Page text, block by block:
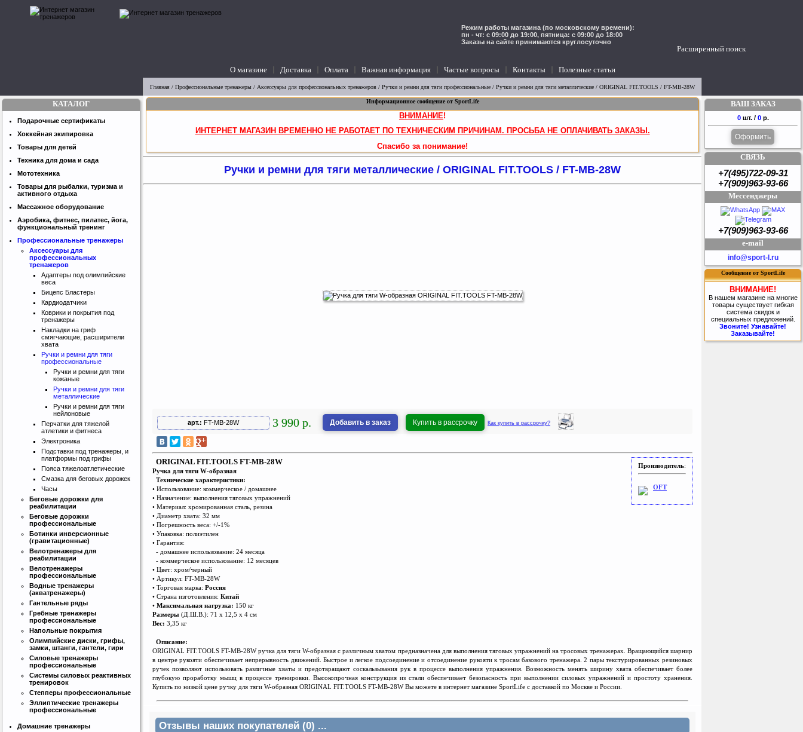
Расширенный поиск
Режим работы магазина (по московскому времени):
пн - чт: с 09:00 до 19:00, пятница: с 09:00 до 18:00
Заказы на сайте принимаются круглосуточно
О магазине Доставка Оплата Важная информация Частые вопросы Контакты Полезные статьи
Главная / Профессиональные тренажеры / Аксессуары для профессиональных тренажеров / Ручки и ремни для тяги профессиональные / Ручки и ремни для тяги металлические / ORIGINAL FIT.TOOLS / FT-MB-28W
Информационное сообщение от SportLife
ВНИМАНИЕ!
ИНТЕРНЕТ МАГАЗИН ВРЕМЕННО НЕ РАБОТАЕТ ПО ТЕХНИЧЕСКИМ ПРИЧИНАМ. ПРОСЬБА НЕ ОПЛАЧИВАТЬ ЗАКАЗЫ.
Спасибо за понимание!
Ручки и ремни для тяги металлические / ORIGINAL FIT.TOOLS / FT-MB-28W
арт.: FT-MB-28W 3 990 р. Добавить в заказ Купить в рассрочку Как купить в рассрочку?
Производитель:
OFT
ORIGINAL FIT.TOOLS FT-MB-28W
Ручка для тяги W-образная
Технические характеристики:
• Использование: коммерческое / домашнее
• Назначение: выполнения тяговых упражнений
• Материал: хромированная сталь, резина
• Диаметр хвата: 32 мм
• Погрешность веса: +/-1%
• Упаковка: полиэтилен
• Гарантия:
- домашнее использование: 24 месяца
- коммерческое использование: 12 месяцев
• Цвет: хром/черный
• Артикул: FT-MB-28W
• Торговая марка: Россия
• Страна изготовления: Китай
• Максимальная нагрузка: 150 кг
Размеры (Д.Ш.В.): 71 х 12,5 х 4 см
Вес: 3,35 кг
Описание:
ORIGINAL FIT.TOOLS FT-MB-28W ручка для тяги W-образная с различным хватом предназначена для выполнения тяговых упражнений на тросовых тренажерах. Вращающийся шарнир
в центре рукояти обеспечивает непрерывность движений. Быстрое и легкое подсоединение и отсоединение рукояти к тросам базового тренажера. 2 пары текстурированных резиновых
ручек позволяют использовать различные хваты и предотвращают соскальзывания рук в процессе выполнения упражнения. Возможность менять ширину хвата обеспечивает более
глубокую проработку мышц в процессе тренировки. Высокопрочная конструкция из стали обеспечивает безопасность при выполнении силовых упражнений и простоту хранения.
Купить по низкой цене ручку для тяги W-образная ORIGINAL FIT.TOOLS FT-MB-28W Вы можете в интернет магазине SportLife с доставкой по Москве и России.
Отзывы наших покупателей (0) ...
КАТАЛОГ
Подарочные сертификаты
Хоккейная экипировка
Товары для детей
Техника для дома и сада
Мототехника
Товары для рыбалки, туризма и
активного отдыха
Массажное оборудование
Аэробика, фитнес, пилатес, йога,
функциональный тренинг
Профессиональные тренажеры
Аксессуары для
профессиональных
тренажеров
Адаптеры под олимпийские
веса
Бицепс Бластеры
Кардиодатчики
Коврики и покрытия под
тренажеры
Накладки на гриф
смягчающие, расширители
хвата
Ручки и ремни для тяги
профессиональные
Ручки и ремни для тяги
кожаные
Ручки и ремни для тяги
металлические
Ручки и ремни для тяги
нейлоновые
Перчатки для тяжелой
атлетики и фитнеса
Электроника
Подставки под тренажеры, и
платформы под грифы
Пояса тяжелоатлетические
Смазка для беговых дорожек
Часы
Беговые дорожки для
реабилитации
Беговые дорожки
профессиональные
Ботинки инверсионные
(гравитационные)
Велотренажеры для
реабилитации
Велотренажеры
профессиональные
Водные тренажеры
(акватренажеры)
Гантельные ряды
Гребные тренажеры
профессиональные
Напольные покрытия
Олимпийские диски, грифы,
замки, штанги, гантели, гири
Силовые тренажеры
профессиональные
Системы силовых реактивных
тренировок
Степперы профессиональные
Эллиптические тренажеры
профессиональные
Домашние тренажеры
Интернет магазин SportLife
Работаем на рынке спортивных
товаров с 2008 года!
Бесплатная сборка и доставка
товара!
ВАШ ЗАКАЗ
0 шт. / 0 р.
Оформить
СВЯЗЬ
+7(495)722-09-31
+7(909)963-93-66
Мессенджеры
+7(909)963-93-66
e-mail
info@sport-l.ru
Сообщение от SportLife
ВНИМАНИЕ!
В нашем магазине на многие
товары существует гибкая
система скидок и
специальных предложений.
Звоните! Узнавайте!
Заказывайте!